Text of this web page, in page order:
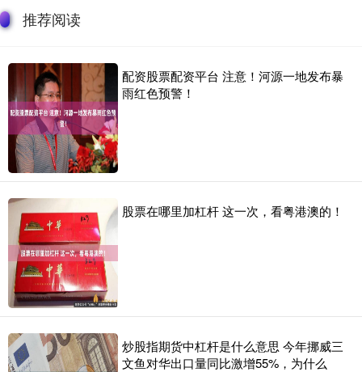
推荐阅读
配资股票配资平台 注意！河源一地发布暴
雨红色预警！
股票在哪里加杠杆 这一次，看粤港澳的！
炒股指期货中杠杆是什么意思 今年挪威三
文鱼对华出口量同比激增55%，为什么